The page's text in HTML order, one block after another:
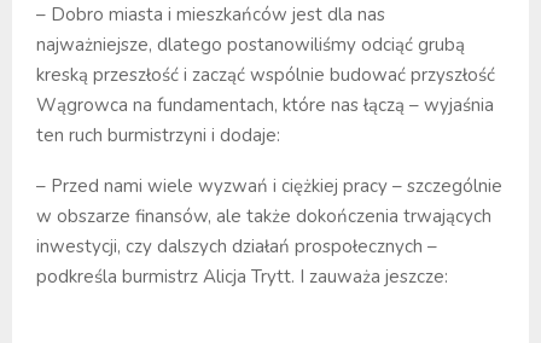
– Dobro miasta i mieszkańców jest dla nas
najważniejsze, dlatego postanowiliśmy odciąć grubą
kreską przeszłość i zacząć wspólnie budować przyszłość
Wągrowca na fundamentach, które nas łączą – wyjaśnia
ten ruch burmistrzyni i dodaje:
– Przed nami wiele wyzwań i ciężkiej pracy – szczególnie
w obszarze finansów, ale także dokończenia trwających
inwestycji, czy dalszych działań prospołecznych –
podkreśla burmistrz Alicja Trytt. I zauważa jeszcze: